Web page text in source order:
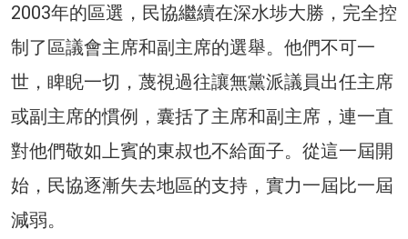
2003年的區選，民協繼續在深水埗大勝，完全控
制了區議會主席和副主席的選舉。他們不可一
世，睥睨一切，蔑視過往讓無黨派議員出任主席
或副主席的慣例，囊括了主席和副主席，連一直
對他們敬如上賓的東叔也不給面子。從這一屆開
始，民協逐漸失去地區的支持，實力一屆比一屆
減弱。